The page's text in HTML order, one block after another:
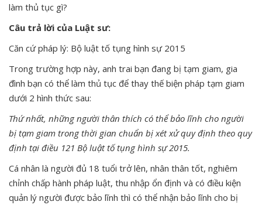
làm thủ tục gì?
Câu trả lời của Luật sư:
Căn cứ pháp lý: Bộ luật tố tụng hình sự 2015
Trong trường hợp này, anh trai bạn đang bị tạm giam, gia
đình bạn có thể làm thủ tục để thay thế biện pháp tạm giam
dưới 2 hình thức sau:
Thứ nhất, những người thân thích có thể bảo lĩnh cho người
bị tạm giam trong thời gian chuẩn bị xét xử quy định theo quy
định tại điều 121 Bộ luật tố tụng hình sự 2015.
Cá nhân là người đủ 18 tuổi trở lên, nhân thân tốt, nghiêm
chỉnh chấp hành pháp luật, thu nhập ổn định và có điều kiện
quản lý người được bảo lĩnh thì có thể nhận bảo lĩnh cho bị